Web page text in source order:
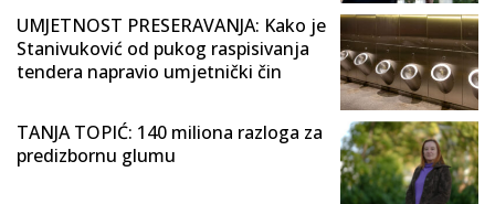
UMJETNOST PRESERAVANJA: Kako je
Stanivuković od pukog raspisivanja
tendera napravio umjetnički čin
TANJA TOPIĆ: 140 miliona razloga za
predizbornu glumu